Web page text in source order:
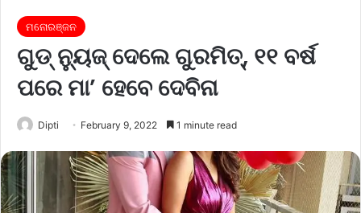
ମନୋରଞ୍ଜନ
ଗୁଡ୍‌ ନ୍ୟୁଜ୍‌ ଦେଲେ ଗୁରମିତ୍‌, ୧୧ ବର୍ଷ
ପରେ ମା’ ହେବେ ଦେବିନା
Dipti February 9, 2022 1 minute read